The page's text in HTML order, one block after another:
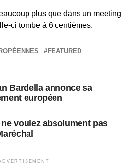
plus que dans un meeting
ci tombe à 6 centièmes.
FEATURED
Bardella annonce sa
européen
voulez absolument pas